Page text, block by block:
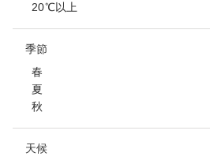
20℃以上
季節
春
夏
秋
天候